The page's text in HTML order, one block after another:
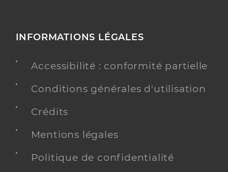
INFORMATIONS LÉGALES
Accessibilité : conformité partielle
Conditions générales d'utilisation
Crédits
Mentions légales
Politique de confidentialité